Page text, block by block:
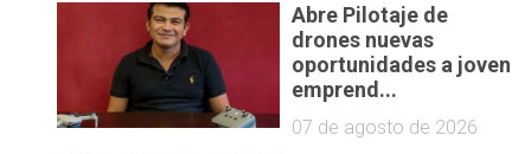
Abre Pilotaje de
drones nuevas
oportunidades a joven
emprend...
07 de agosto de 2026